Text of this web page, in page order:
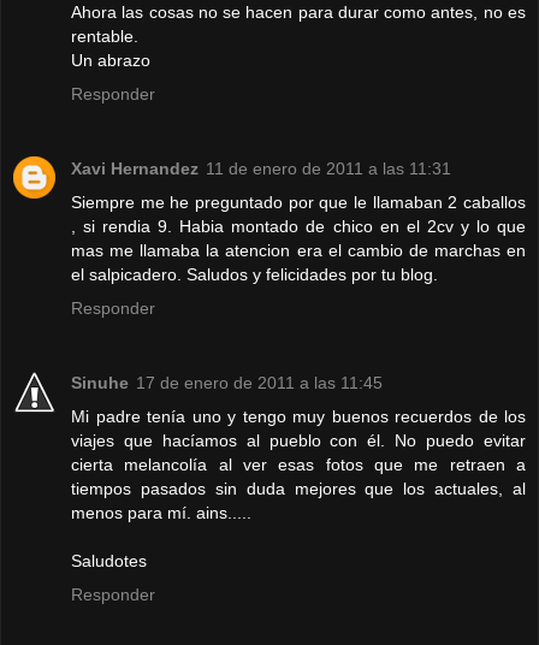
Ahora las cosas no se hacen para durar como antes, no es
rentable.
Un abrazo
Responder
Xavi Hernandez 11 de enero de 2011 a las 11:31
Siempre me he preguntado por que le llamaban 2 caballos
, si rendia 9. Habia montado de chico en el 2cv y lo que
mas me llamaba la atencion era el cambio de marchas en
el salpicadero. Saludos y felicidades por tu blog.
Responder
Sinuhe 17 de enero de 2011 a las 11:45
Mi padre tenía uno y tengo muy buenos recuerdos de los
viajes que hacíamos al pueblo con él. No puedo evitar
cierta melancolía al ver esas fotos que me retraen a
tiempos pasados sin duda mejores que los actuales, al
menos para mí. ains.....
Saludotes
Responder